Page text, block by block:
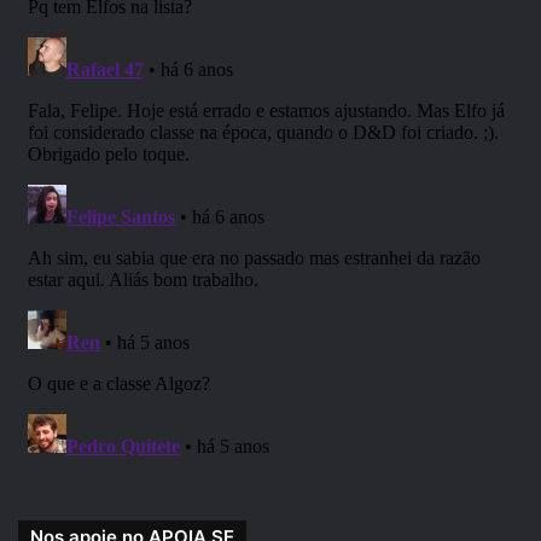
Podem ser tanto de combate como de suporte.
Guerreiro
Para quem busca combate corpo a corpo os guerreiros são
uma das classes mais indicadas. Eles podem carregar
instrumentos como machados, armaduras, escudos e etc.
No entanto, com tantos equipamentos assim eles podem
ficar mais lentos, perdendo alguns pontos em agilidade.
Magos
Enquanto os necromantes utilizam poderes a partir de
mortos, os magos se fazem valer de poderes naturais e
elementais. O maior poder de um mago e poder usar magia